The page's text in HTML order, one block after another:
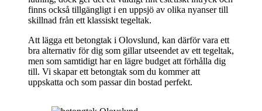
finns också tillgängligt i en uppsjö av olika nyanser till
skillnad från ett klassiskt tegeltak.
Att lägga ett betongtak i Olovslund, kan därför vara ett
bra alternativ för dig som gillar utseendet av ett tegeltak,
men som samtidigt har en lägre budget att förhålla dig
till. Vi skapar ett betongtak som du kommer att
uppskatta och som passar din bostad perfekt.